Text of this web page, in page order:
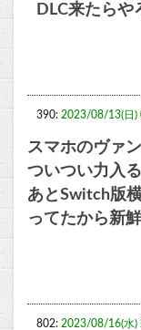
DLC来たらや
390: 2023/08/13(日)
スマホのヴァ
ついつい力入
あとSwitch版
ってたから新鮮
802: 2023/08/16(水)